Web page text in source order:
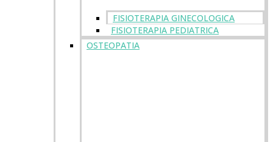
FISIOTERAPIA GINECOLOGICA
FISIOTERAPIA PEDIATRICA
OSTEOPATIA